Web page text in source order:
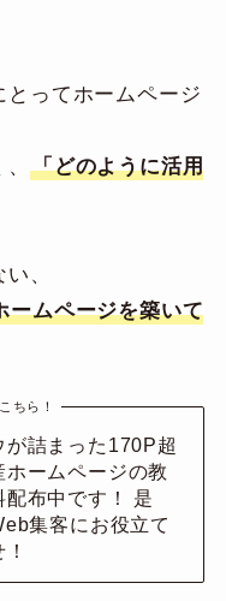
とってホームページ
、「どのように活用
、
ームページを築いて
ちら！
が詰まった170P超
ホームページの教
布中です！ 是
集客にお役立て